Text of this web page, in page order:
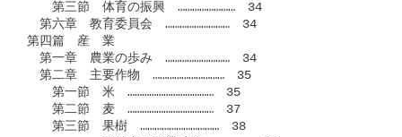
第三節　体育の振興　……………………　34
第六章　教育委員会　………………………　34
第四篇　産　業
第一章　農業の歩み　………………………　34
第二章　主要作物　…………………………　35
第一節　米　………………………………　35
第二節　麦　………………………………　37
第三節　果樹　……………………………　38